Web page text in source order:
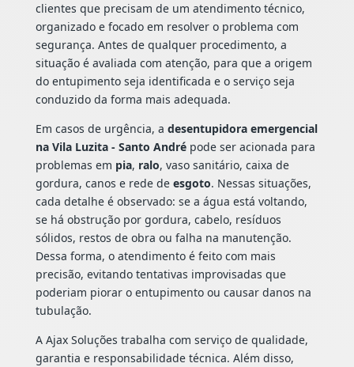
clientes que precisam de um atendimento técnico,
organizado e focado em resolver o problema com
segurança. Antes de qualquer procedimento, a
situação é avaliada com atenção, para que a origem
do entupimento seja identificada e o serviço seja
conduzido da forma mais adequada.
Em casos de urgência, a desentupidora emergencial
na Vila Luzita - Santo Andrépode ser acionada para
problemas em pia, ralo, vaso sanitário, caixa de
gordura, canos e rede de esgoto. Nessas situações,
cada detalhe é observado: se a água está voltando,
se há obstrução por gordura, cabelo, resíduos
sólidos, restos de obra ou falha na manutenção.
Dessa forma, o atendimento é feito com mais
precisão, evitando tentativas improvisadas que
poderiam piorar o entupimento ou causar danos na
tubulação.
A Ajax Soluções trabalha com serviço de qualidade,
garantia e responsabilidade técnica. Além disso,